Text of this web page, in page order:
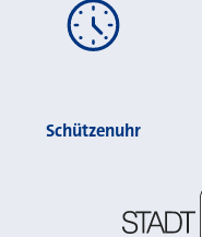
Schützenuhr